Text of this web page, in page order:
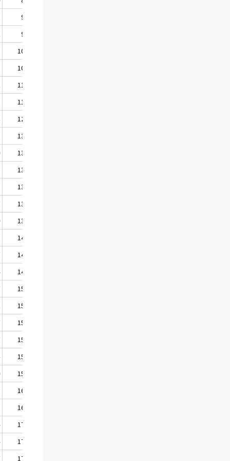
925
980
1015
1052
1104
1177
1248
1300
1333
1361
1376
1390
1398
1415
1435
1452
1501
1539
1563
1577
1580
1594
1622
1662
1730
1730
1751